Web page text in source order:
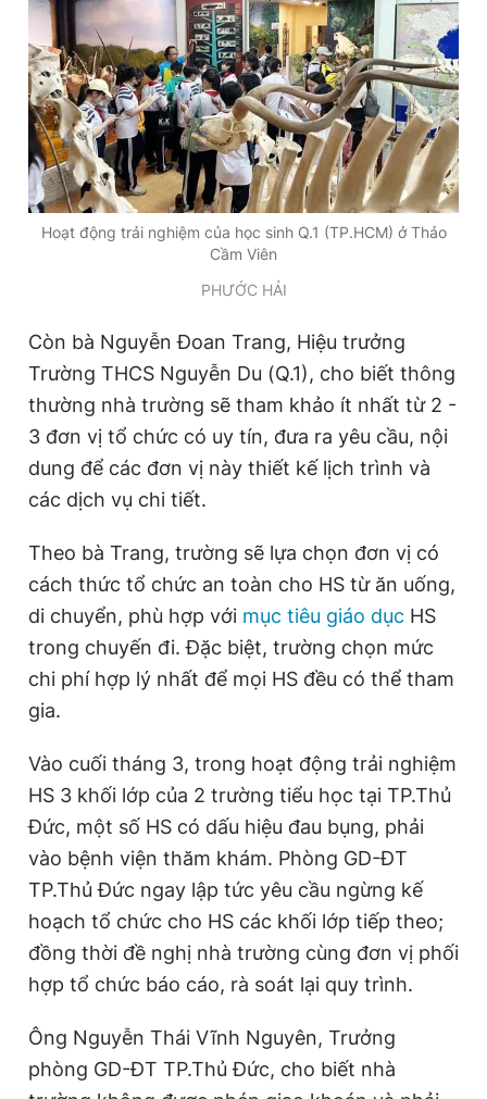
Hoạt động trải nghiệm của học sinh Q.1 (TP.HCM) ở Thảo
Cầm Viên
PHƯỚC HẢI
Còn bà Nguyễn Đoan Trang, Hiệu trưởng
Trường THCS Nguyễn Du (Q.1), cho biết thông
thường nhà trường sẽ tham khảo ít nhất từ 2 -
3 đơn vị tổ chức có uy tín, đưa ra yêu cầu, nội
dung để các đơn vị này thiết kế lịch trình và
các dịch vụ chi tiết.
Theo bà Trang, trường sẽ lựa chọn đơn vị có
cách thức tổ chức an toàn cho HS từ ăn uống,
di chuyển, phù hợp với mục tiêu giáo dục HS
trong chuyến đi. Đặc biệt, trường chọn mức
chi phí hợp lý nhất để mọi HS đều có thể tham
gia.
Vào cuối tháng 3, trong hoạt động trải nghiệm
HS 3 khối lớp của 2 trường tiểu học tại TP.Thủ
Đức, một số HS có dấu hiệu đau bụng, phải
vào bệnh viện thăm khám. Phòng GD-ĐT
TP.Thủ Đức ngay lập tức yêu cầu ngừng kế
hoạch tổ chức cho HS các khối lớp tiếp theo;
đồng thời đề nghị nhà trường cùng đơn vị phối
hợp tổ chức báo cáo, rà soát lại quy trình.
Ông Nguyễn Thái Vĩnh Nguyên, Trưởng
phòng GD-ĐT TP.Thủ Đức, cho biết nhà